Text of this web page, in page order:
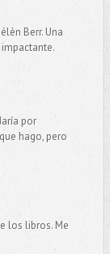
Berr. Una
por
hago, pero
los libros. Me